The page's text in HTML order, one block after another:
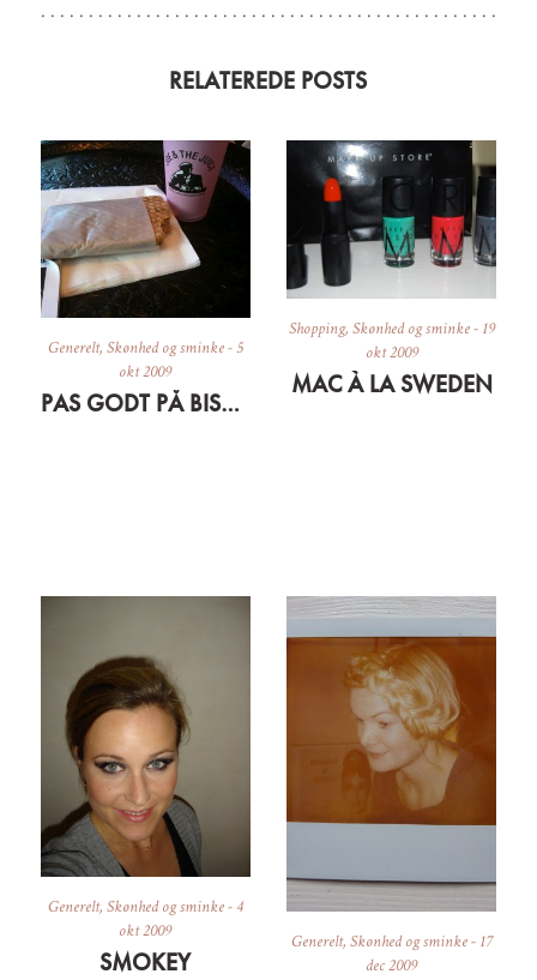
RELATEREDE POSTS
Generelt, Skønhed og sminke-5
okt 2009
PAS GODT PÅ BISSERNE OG HUDEN
Shopping, Skønhed og sminke- 19
okt 2009
MAC À LA SWEDEN
Generelt, Skønhed og sminke-4
okt 2009
SMOKEY
Generelt, Skønhed og sminke- 17
dec 2009